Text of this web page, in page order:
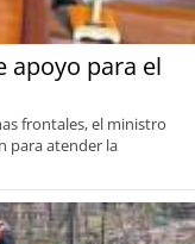
apoyo para el
frontales, el ministro
para atender la